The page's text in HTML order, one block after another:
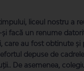
liceul nostru a
şi facă un renume
care au fost obtinute și
depuse de
De asemenea,